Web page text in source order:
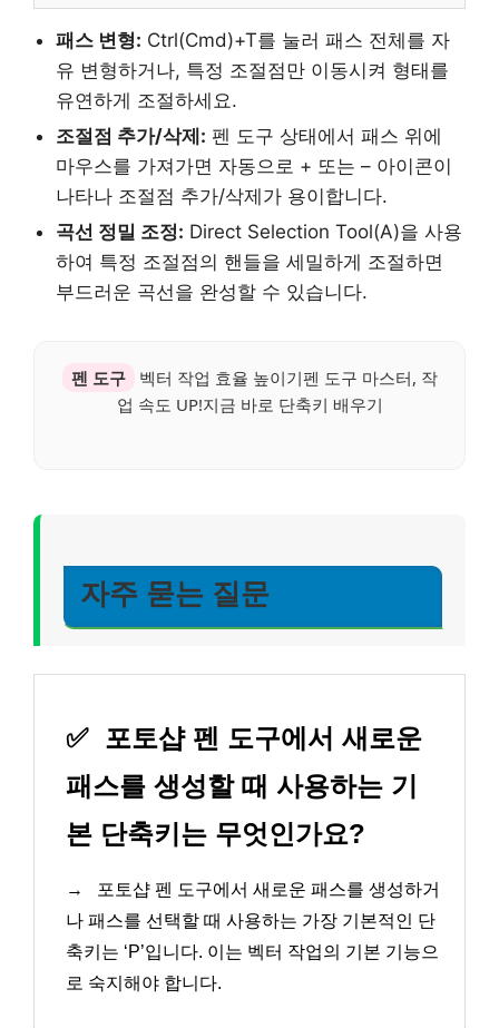
패스 변형: Ctrl(Cmd)+T를 눌러 패스 전체를 자
유 변형하거나, 특정 조절점만 이동시켜 형태를
유연하게 조절하세요.
조절점 추가/삭제: 펜 도구 상태에서 패스 위에
마우스를 가져가면 자동으로 + 또는 – 아이콘이
나타나 조절점 추가/삭제가 용이합니다.
곡선 정밀 조정: Direct Selection Tool(A)을 사용
하여 특정 조절점의 핸들을 세밀하게 조절하면
부드러운 곡선을 완성할 수 있습니다.
펜 도구
벡터 작업 효율 높이기펜 도구 마스터, 작
업 속도 UP!지금 바로 단축키 배우기
자주 묻는 질문
✅ 포토샵 펜 도구에서 새로운
패스를 생성할 때 사용하는 기
본 단축키는 무엇인가요?
→
포토샵 펜 도구에서 새로운 패스를 생성하거
나 패스를 선택할 때 사용하는 가장 기본적인 단
축키는 ‘P’입니다. 이는 벡터 작업의 기본 기능으
로 숙지해야 합니다.